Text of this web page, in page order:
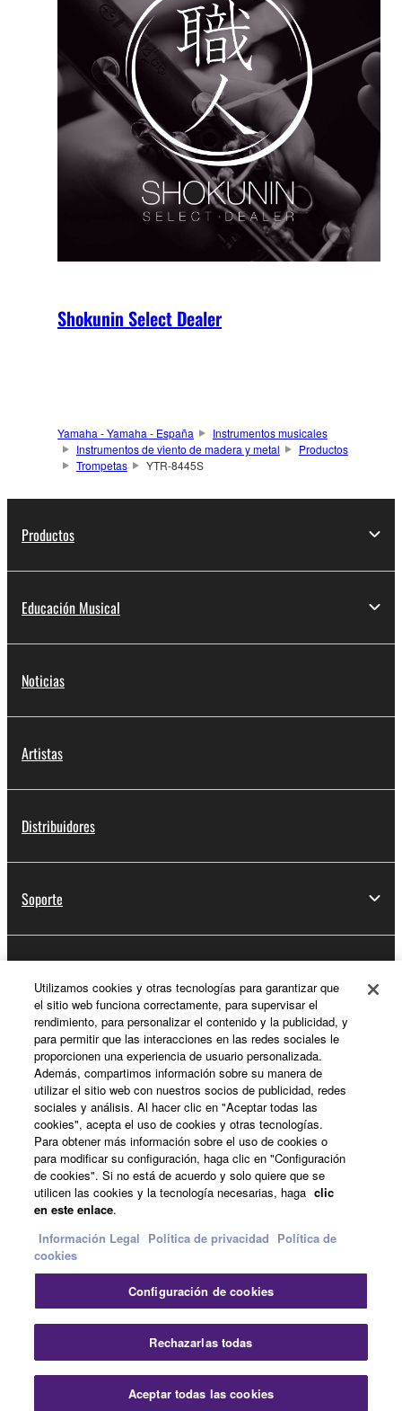
Shokunin Select Dealer
Yamaha - Yamaha - España
Instrumentos musicales
Instrumentos de viento de madera y metal
Productos
Trompetas
YTR-8445S
Productos
Educación Musical
Noticias
Artistas
Distribuidores
Soporte
Acerca de Yamaha
España - Spanish
Empresa
Contacte con nosotrosTerminos de uso
Politica de privacidadPolítica de cookies
Información Legal
Utilizamos cookies y otras tecnologías para garantizar que
el sitio web funciona correctamente, para supervisar el
rendimiento, para personalizar el contenido y la publicidad, y
para permitir que las interacciones en las redes sociales le
proporcionen una experiencia de usuario personalizada.
Además, compartimos información sobre su manera de
utilizar el sitio web con nuestros socios de publicidad, redes
sociales y análisis. Al hacer clic en "Aceptar todas las
cookies", acepta el uso de cookies y otras tecnologías.
Para obtener más información sobre el uso de cookies o
para modificar su configuración, haga clic en "Configuración
de cookies". Si no está de acuerdo y solo quiere que se
utilicen las cookies y la tecnología necesarias, haga clic
en este enlace.
Información Legal Politica de privacidad Política de
cookies
Configuración de cookies
Rechazarlas todas
Aceptar todas las cookies